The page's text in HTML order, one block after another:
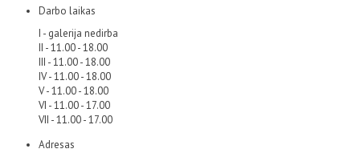
Darbo laikas
I - galerija nedirba
II - 11.00 - 18.00
III - 11.00 - 18.00
IV - 11.00 - 18.00
V - 11.00 - 18.00
VI - 11.00 - 17.00
VII - 11.00 - 17.00
Adresas